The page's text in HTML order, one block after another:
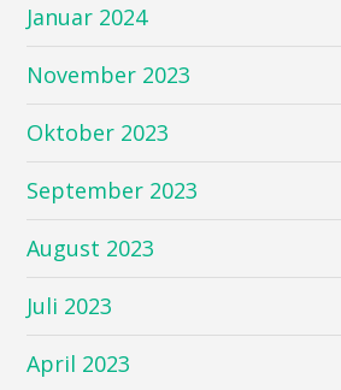
Januar 2024
November 2023
Oktober 2023
September 2023
August 2023
Juli 2023
April 2023